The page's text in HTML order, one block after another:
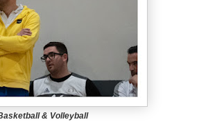
& Volleyball